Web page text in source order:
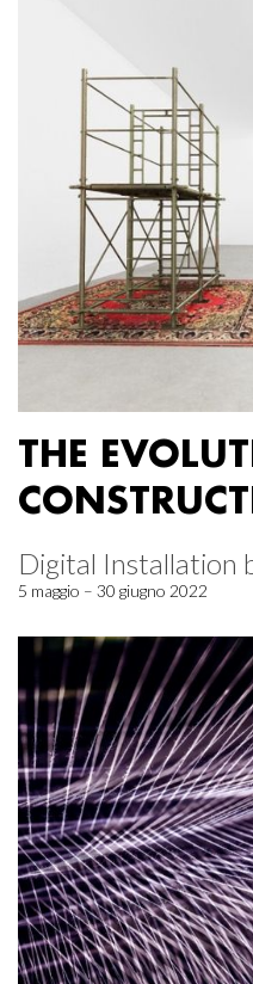
THE
Digital Installation
5 maggio – 30 giugno 2022